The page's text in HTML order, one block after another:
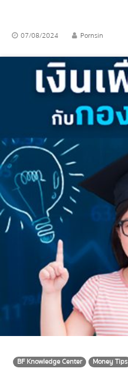
07/08/2024 Pornsin
BF Knowledge Center Money Tips